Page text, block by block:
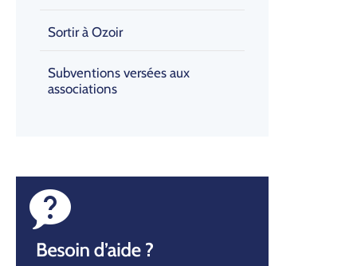
Sortir à Ozoir
Subventions versées aux
associations